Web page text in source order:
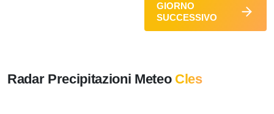
GIORNO
SUCCESSIVO
Radar Precipitazioni Meteo Cles